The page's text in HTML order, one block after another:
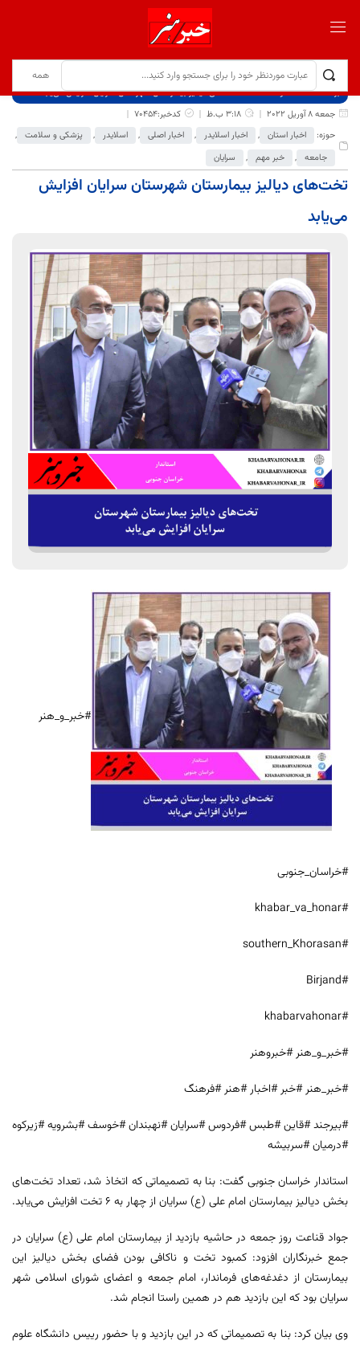
برگ نخست نوشته‌ها
تخت‌های دیالیز بیمارستان شهرستان سرایان افزایش می‌یابد
جمعه 8 آوریل 2022
3:18 ب.ظ
کدخبر:70454
حوزه:
اخبار استان , اخبار اسلایدر , اخبار اصلی , اسلایدر , پزشکی و سلامت ,
جامعه , خبر مهم , سرایان
تخت‌های دیالیز بیمارستان شهرستان سرایان افزایش
می‌یابد
#خبر_و_هنر
#خراسان_جنوبی
#khabar_va_honar
#southern_Khorasan
#Birjand
#khabarvahonar
#خبر_و_هنر #خبروهنر
#خبر_هنر #خبر #اخبار #هنر #فرهنگ
#بیرجند #قاین #طبس #فردوس #سرایان #نهبندان #خوسف #بشرویه #زیرکوه
#درمیان #سربیشه
استاندار خراسان جنوبی گفت: بنا به تصمیماتی که اتخاذ شد، تعداد تخت‌های
بخش دیالیز بیمارستان امام علی (ع) سرایان از چهار به ۶ تخت افزایش می‌یابد.
جواد قناعت روز جمعه در حاشیه بازدید از بیمارستان امام علی (ع) سرایان در
جمع خبرنگاران افزود: کمبود تخت و ناکافی بودن فضای بخش دیالیز این
بیمارستان از دغدغه‌های فرماندار، امام جمعه و اعضای شورای اسلامی شهر
سرایان بود که این بازدید هم در همین راستا انجام شد.
وی بیان کرد: بنا به تصمیماتی که در این بازدید و با حضور رییس دانشگاه علوم